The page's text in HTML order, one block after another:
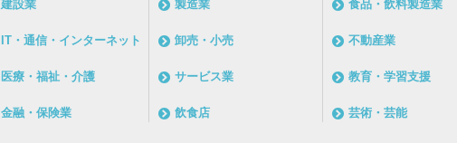
建設業
IT・通信・インターネット
医療・福祉・介護
金融・保険業
製造業
卸売・小売
サービス業
飲食店
食品・飲料製造業
不動産業
教育・学習支援
芸術・芸能